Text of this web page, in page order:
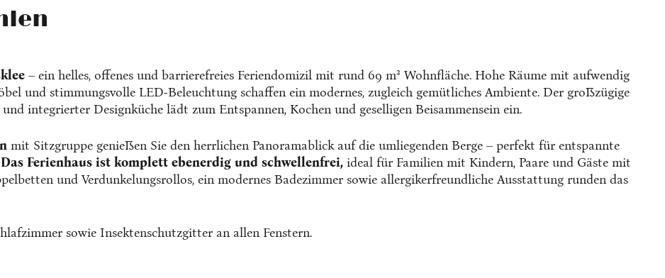
– ein helles, offenes und barrierefreies Feriendomizil mit rund 69 m² Wohnfläche. Hohe Räume mit aufwendig
und stimmungsvolle LED-Beleuchtung schaffen ein modernes, zugleich gemütliches Ambiente. Der großzügige
integrierter Designküche lädt zum Entspannen, Kochen und geselligen Beisammensein ein.
mit Sitzgruppe genießen Sie den herrlichen Panoramablick auf die umliegenden Berge – perfekt für entspannte
Das Ferienhaus ist komplett ebenerdig und schwellenfrei, ideal für Familien mit Kindern, Paare und Gäste mit
und Verdunkelungsrollos, ein modernes Badezimmer sowie allergikerfreundliche Ausstattung runden das
sowie Insektenschutzgitter an allen Fenstern.